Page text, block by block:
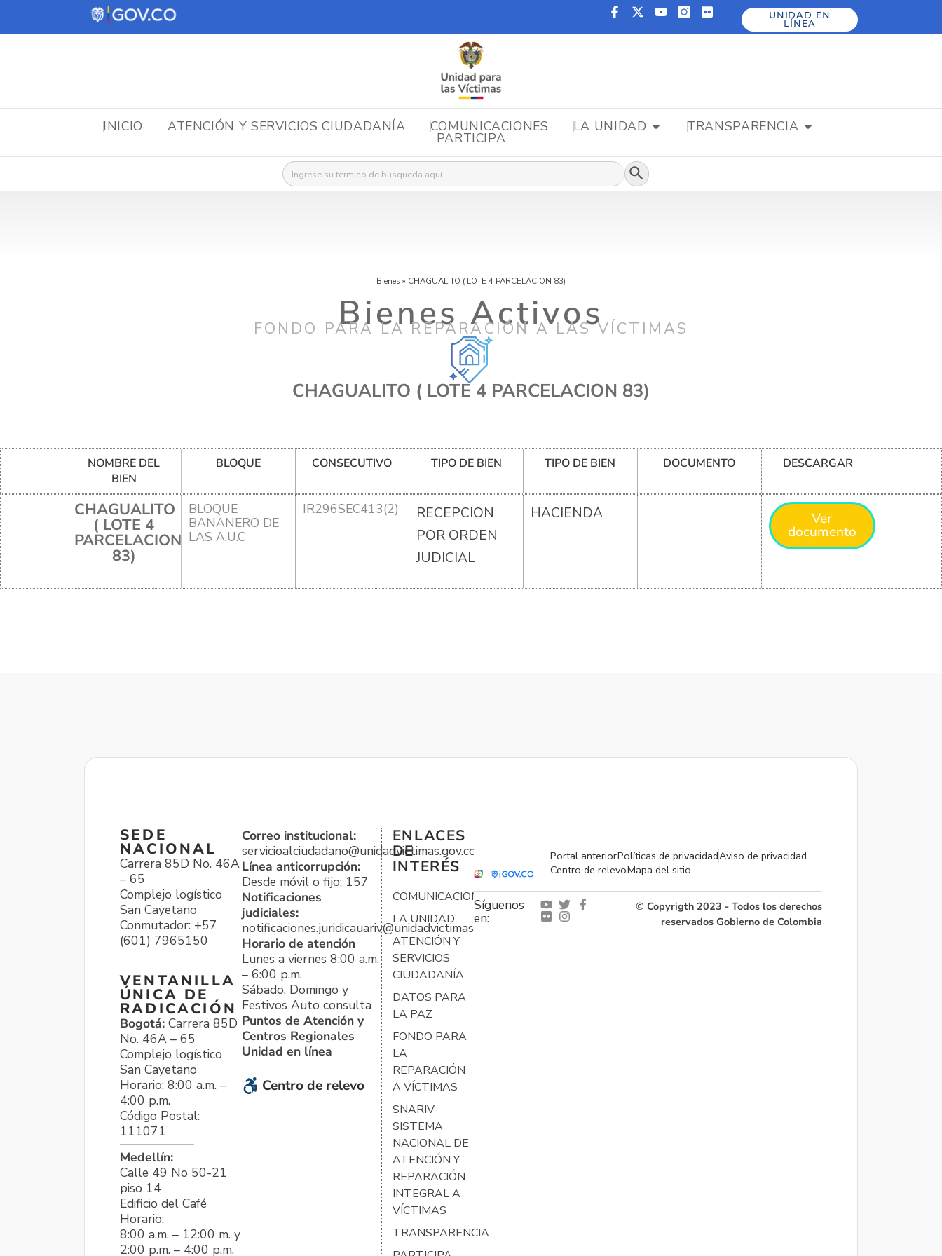
UNIDAD EN
LÍNEA
INICIO ATENCIÓN Y SERVICIOS CIUDADANÍA COMUNICACIONES LA UNIDAD TRANSPARENCIA
PARTICIPA
Buscar: Botón de búsqueda
Bienes » CHAGUALITO ( LOTE 4 PARCELACION 83)
Bienes Activos
FONDO PARA LA REPARACIÓN A LAS VÍCTIMAS
CHAGUALITO ( LOTE 4 PARCELACION 83)
NOMBRE DEL
BIEN
BLOQUE CONSECUTIVO TIPO DE BIEN TIPO DE BIEN DOCUMENTO DESCARGAR
CHAGUALITO
( LOTE 4
PARCELACION
83)
BLOQUE
BANANERO DE
LAS A.U.C
IR296SEC413(2)
RECEPCION
POR ORDEN
JUDICIAL
HACIENDA Ver
documento
SEDE
NACIONAL
Carrera 85D No. 46A
– 65
Complejo logístico
San Cayetano
Conmutador: +57
(601) 7965150
VENTANILLA
ÚNICA DE
RADICACIÓN
Bogotá: Carrera 85D
No. 46A – 65
Complejo logístico
San Cayetano
Horario: 8:00 a.m. –
4:00 p.m.
Código Postal:
111071
Medellín:
Calle 49 No 50-21
piso 14
Edificio del Café
Horario:
8:00 a.m. – 12:00 m. y
2:00 p.m. – 4:00 p.m.
Correo institucional:
servicioalciudadano@unidadvictimas.gov.co
Línea anticorrupción:
Desde móvil o fijo: 157
Notificaciones
judiciales:
notificaciones.juridicauariv@unidadvictimas.gov.co
Horario de atención
Lunes a viernes 8:00 a.m.
– 6:00 p.m.
Sábado, Domingo y
Festivos Auto consulta
Puntos de Atención y
Centros Regionales
Unidad en línea
Centro de relevo
ENLACES
DE
INTERÉS
COMUNICACIONES
LA UNIDAD
ATENCIÓN Y
SERVICIOS
CIUDADANÍA
DATOS PARA
LA PAZ
FONDO PARA
LA
REPARACIÓN
A VÍCTIMAS
SNARIV-
SISTEMA
NACIONAL DE
ATENCIÓN Y
REPARACIÓN
INTEGRAL A
VÍCTIMAS
TRANSPARENCIA
Portal anteriorPolíticas de privacidadAviso de privacidad
Centro de relevoMapa del sitio
Síguenos
en:
© Copyrigth 2023 - Todos los derechos
reservados Gobierno de Colombia